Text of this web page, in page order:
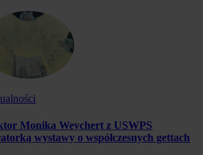
Monika Weychert z USWPS
wystawy o współczesnych gettach